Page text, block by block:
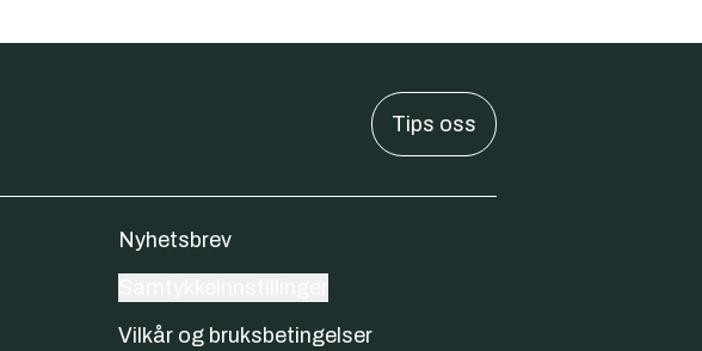
Tips oss
Nyhetsbrev
Vilkår og bruksbetingelser